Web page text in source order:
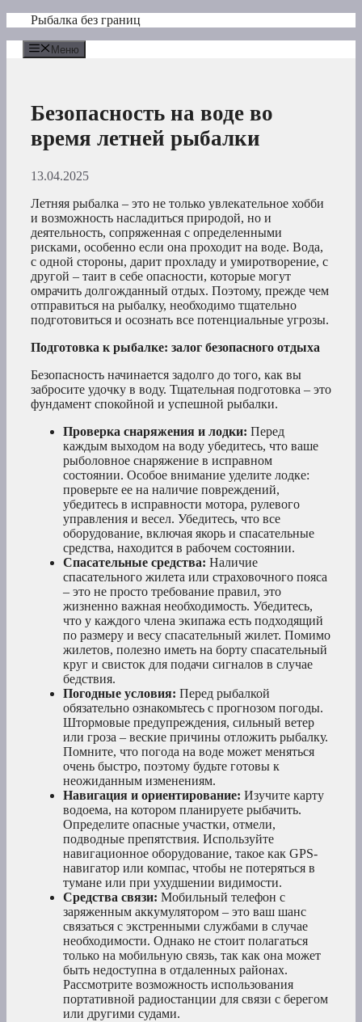
Перейти
содержимому
Рыбалка без границ
Меню
Безопасность на воде во
время летней рыбалки
13.04.2025
Летняя рыбалка – это не только увлекательное хобби
и возможность насладиться природой, но и
деятельность, сопряженная с определенными
рисками, особенно если она проходит на воде. Вода,
с одной стороны, дарит прохладу и умиротворение, с
другой – таит в себе опасности, которые могут
омрачить долгожданный отдых. Поэтому, прежде чем
отправиться на рыбалку, необходимо тщательно
подготовиться и осознать все потенциальные угрозы.
Подготовка к рыбалке: залог безопасного отдыха
Безопасность начинается задолго до того, как вы
забросите удочку в воду. Тщательная подготовка – это
фундамент спокойной и успешной рыбалки.
Проверка снаряжения и лодки: Перед
каждым выходом на воду убедитесь, что ваше
рыболовное снаряжение в исправном
состоянии. Особое внимание уделите лодке:
проверьте ее на наличие повреждений,
убедитесь в исправности мотора, рулевого
управления и весел. Убедитесь, что все
оборудование, включая якорь и спасательные
средства, находится в рабочем состоянии.
Спасательные средства: Наличие
спасательного жилета или страховочного пояса
– это не просто требование правил, это
жизненно важная необходимость. Убедитесь,
что у каждого члена экипажа есть подходящий
по размеру и весу спасательный жилет. Помимо
жилетов, полезно иметь на борту спасательный
круг и свисток для подачи сигналов в случае
бедствия.
Погодные условия: Перед рыбалкой
обязательно ознакомьтесь с прогнозом погоды.
Штормовые предупреждения, сильный ветер
или гроза – веские причины отложить рыбалку.
Помните, что погода на воде может меняться
очень быстро, поэтому будьте готовы к
неожиданным изменениям.
Навигация и ориентирование: Изучите карту
водоема, на котором планируете рыбачить.
Определите опасные участки, отмели,
подводные препятствия. Используйте
навигационное оборудование, такое как GPS-
навигатор или компас, чтобы не потеряться в
тумане или при ухудшении видимости.
Средства связи: Мобильный телефон с
заряженным аккумулятором – это ваш шанс
связаться с экстренными службами в случае
необходимости. Однако не стоит полагаться
только на мобильную связь, так как она может
быть недоступна в отдаленных районах.
Рассмотрите возможность использования
портативной радиостанции для связи с берегом
или другими судами.